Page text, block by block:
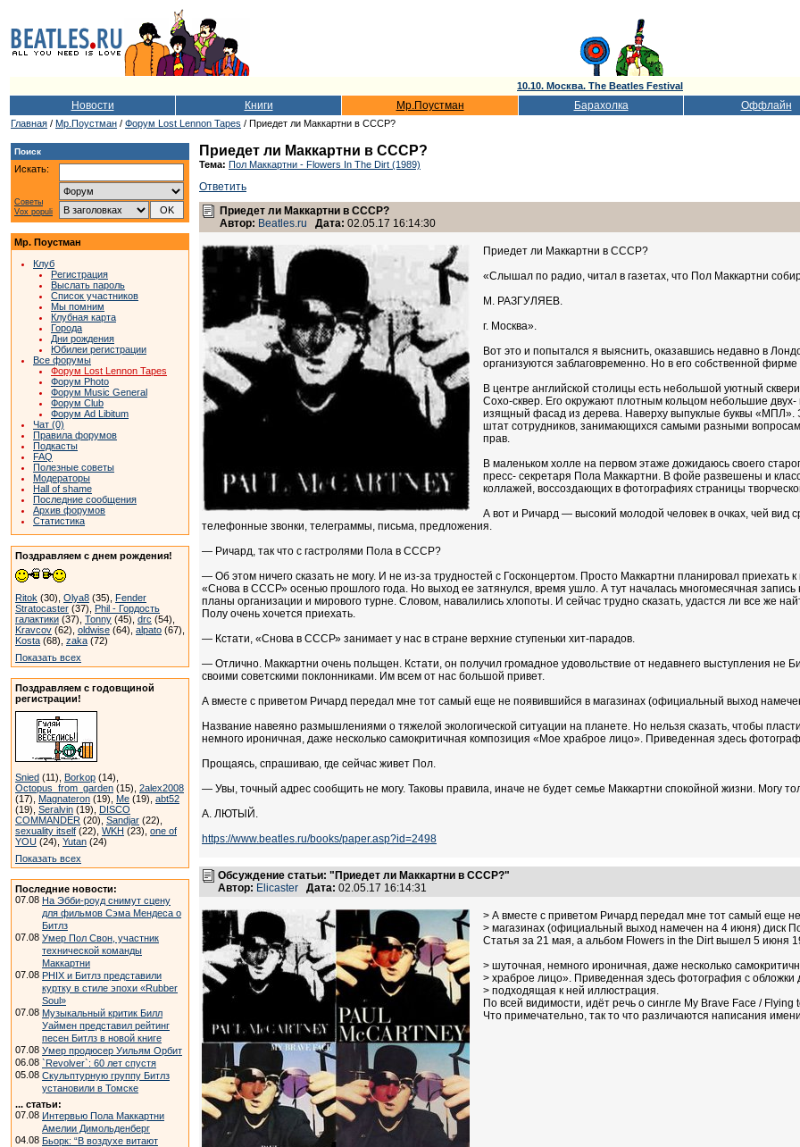
10.10. Москва. The Beatles Festival
Новости Книги Мр.Поустман Барахолка Оффлайн
Главная / Мр.Поустман / Форум Lost Lennon Tapes / Приедет ли Маккартни в СССР?
Поиск
Искать:
Советы
Vox populi
Мр. Поустман
Клуб
Регистрация
Выслать пароль
Список участников
Мы помним
Клубная карта
Города
Дни рождения
Юбилеи регистрации
Все форумы
Форум Lost Lennon Tapes
Форум Photo
Форум Music General
Форум Club
Форум Ad Libitum
Чат (0)
Правила форумов
Подкасты
FAQ
Полезные советы
Модераторы
Hall of shame
Последние сообщения
Архив форумов
Статистика
Поздравляем с днем рождения!
Ritok (30), Olya8 (35), Fender
Stratocaster (37), Phil - Гордость
галактики (37), Tonny (45), drc (54),
Kravcov (62), oldwise (64), alpato (67),
Kosta (68), zaka (72)
Показать всех
Поздравляем с годовщиной
регистрации!
Snied (11), Borkop (14),
Octopus_from_garden (15), 2alex2008
(17), Magnateron (19), Me (19), abt52
(19), Seralvin (19), DISCO
COMMANDER (20), Sandjar (22),
sexuality itself (22), WKH (23), one of
YOU (24), Yutan (24)
Показать всех
Последние новости:
07.08 На Эбби-роуд снимут сцену
для фильмов Сэма Мендеса о
Битлз
07.08 Умер Пол Свон, участник
технической команды
Маккартни
07.08 PHIX и Битлз представили
куртку в стиле эпохи «Rubber
Soul»
07.08 Музыкальный критик Билл
Уаймен представил рейтинг
песен Битлз в новой книге
07.08 Умер продюсер Уильям Орбит
06.08 `Revolver`: 60 лет спустя
05.08 Скульптурную группу Битлз
установили в Томске
... статьи:
07.08 Интервью Пола Маккартни
Амелии Димольденберг
04.08 Бьорк: “В воздухе витают
Приедет ли Маккартни в СССР?
Тема: Пол Маккартни - Flowers In The Dirt (1989)
Ответить
Приедет ли Маккартни в СССР?
Автор: Beatles.ru Дата: 02.05.17 16:14:30
Приедет ли Маккартни в СССР?
«Слышал по радио, читал в газетах, что Пол Маккартни
М. РАЗГУЛЯЕВ.
г. Москва».
Вот это и попытался я выяснить, оказавшись недавно в
организуются заблаговременно. Но в его собственной
В центре английской столицы есть небольшой уютный
Сохо-сквер. Его окружают плотным кольцом небольшие
изящный фасад из дерева. Наверху выпуклые буквы
штат сотрудников, занимающихся самыми разными
прав.
В маленьком холле на первом этаже дожидаюсь своего
пресс- секретаря Пола Маккартни. В фойе развешены и
коллажей, воссоздающих в фотографиях страницы
А вот и Ричард — высокий молодой человек в очках, чей вид
телефонные звонки, телеграммы, письма, предложения.
— Ричард, так что с гастролями Пола в СССР?
— Об этом ничего сказать не могу. И не из-за трудностей с Госконцертом. Просто Маккартни планировал приехать
«Снова в СССР» осенью прошлого года. Но выход ее затянулся, время ушло. А тут началась многомесячная запись
планы организации и мирового турне. Словом, навалились хлопоты. И сейчас трудно сказать, удастся ли все же
Полу очень хочется приехать.
— Кстати, «Снова в СССР» занимает у нас в стране верхние ступеньки хит-парадов.
— Отлично. Маккартни очень польщен. Кстати, он получил громадное удовольствие от недавнего выступления не
своими советскими поклонниками. Им всем от нас большой привет.
А вместе с приветом Ричард передал мне тот самый еще не появившийся в магазинах (официальный выход
Название навеяно размышлениями о тяжелой экологической ситуации на планете. Но нельзя сказать, чтобы
немного ироничная, даже несколько самокритичная композиция «Мое храброе лицо». Приведенная здесь
Прощаясь, спрашиваю, где сейчас живет Пол.
— Увы, точный адрес сообщить не могу. Таковы правила, иначе не будет семье Маккартни спокойной жизни. Могу
А. ЛЮТЫЙ.
https://www.beatles.ru/books/paper.asp?id=2498
Обсуждение статьи: "Приедет ли Маккартни в СССР?"
Автор: Elicaster Дата: 02.05.17 16:14:31
> А вместе с приветом Ричард передал мне тот самый еще
> магазинах (официальный выход намечен на 4 июня) диск
Статья за 21 мая, а альбом Flowers in the Dirt вышел 5 июня
> шуточная, немного ироничная, даже несколько
> храброе лицо». Приведенная здесь фотография с
> подходящая к ней иллюстрация.
По всей видимости, идёт речь о сингле My Brave Face /
Что примечательно, так то что различаются написания